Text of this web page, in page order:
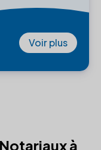
Voir plus
à